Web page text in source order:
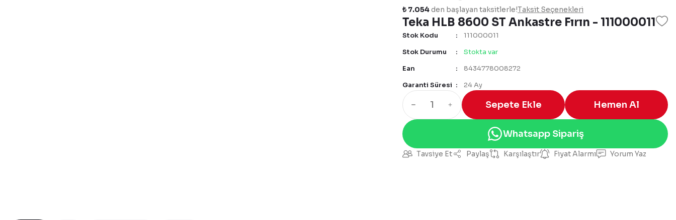
Teka HLB 8600 ST Ankastre Fırın - 111000011
₺ 7.054den başlayan taksitlerle!Taksit Seçenekleri
Stok Kodu
111000011
Stok Durumu
Stokta var
Ean
8434778008272
Garanti Süresi
24 Ay
Sepete Ekle Hemen Al
Whatsapp Sipariş
Tavsiye Et Paylaş Karşılaştır Fiyat Alarmı Yorum Yaz